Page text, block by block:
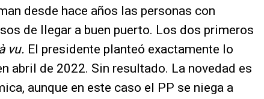
desde hace años las personas con
de llegar a buen puerto. Los dos primeros
vu. El presidente planteó exactamente lo
abril de 2022. Sin resultado. La novedad es
aunque en este caso el PP se niega a